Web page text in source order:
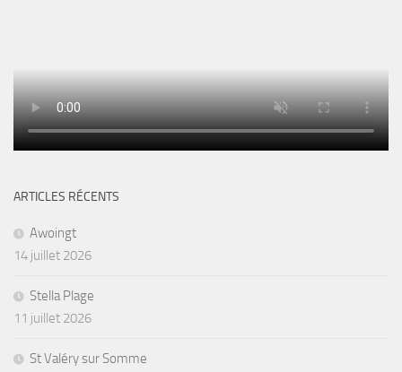
ARTICLES RÉCENTS
Awoingt
14 juillet 2026
Stella Plage
11 juillet 2026
St Valéry sur Somme